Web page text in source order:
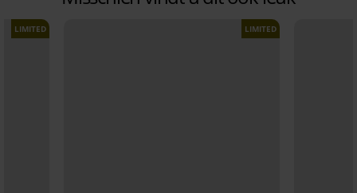
LIMITED LIMITED